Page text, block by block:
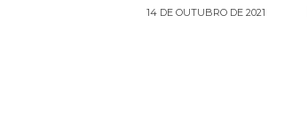
14 DE OUTUBRO DE 2021